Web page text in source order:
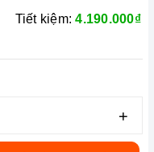
Tiết kiệm:4.190.000₫
+